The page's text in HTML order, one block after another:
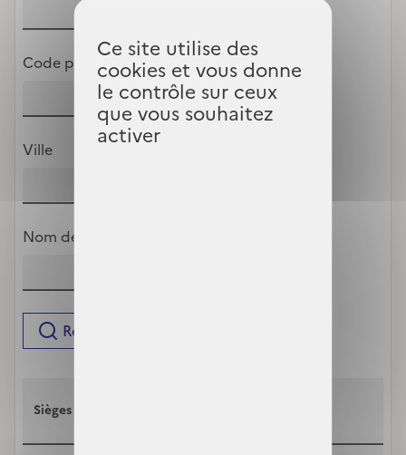
Ce site utilise des
cookies et vous donne
le contrôle sur ceux
que vous souhaitez
activer
Code postal (exemple: 75007)
Ville
Nom de l'organisme
Rechercher
Sièges sociaux